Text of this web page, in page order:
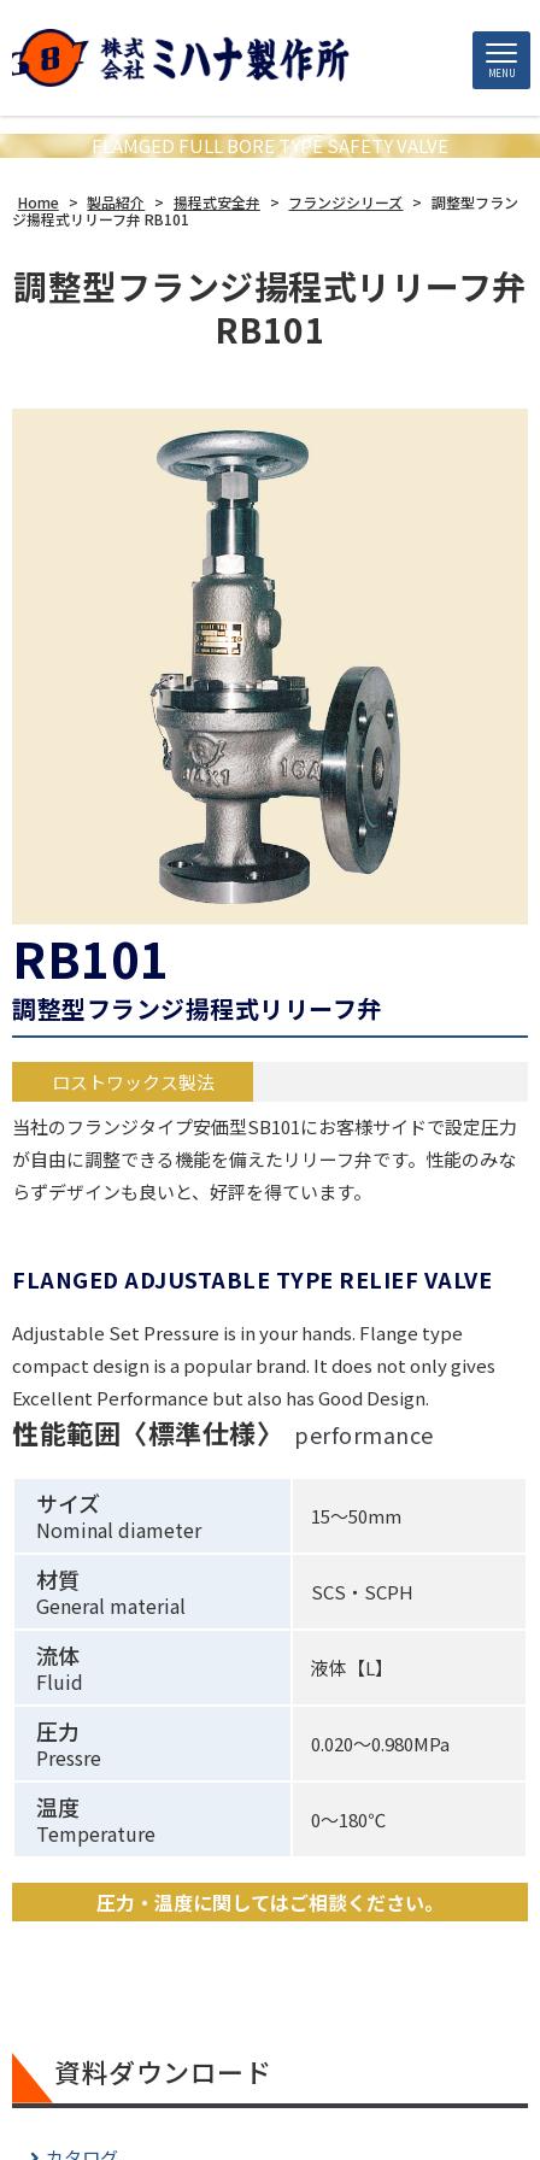
MENU
FLAMGED FULL BORE TYPE SAFETY VALVE
Home > 製品紹介 > 揚程式安全弁 > フランジシリーズ > 調整型フラン
ジ揚程式リリーフ弁 RB101
調整型フランジ揚程式リリーフ弁
RB101
RB101
調整型フランジ揚程式リリーフ弁
ロストワックス製法
当社のフランジタイプ安価型SB101にお客様サイドで設定圧力
が自由に調整できる機能を備えたリリーフ弁です。性能のみな
らずデザインも良いと、好評を得ています。
FLANGED ADJUSTABLE TYPE RELIEF VALVE
Adjustable Set Pressure is in your hands. Flange type
compact design is a popular brand. It does not only gives
Excellent Performance but also has Good Design.
性能範囲〈標準仕様〉 performance
サイズ
Nominal diameter 15〜50mm
材質
General material SCS・SCPH
流体
Fluid 液体【L】
圧力
Pressre 0.020〜0.980MPa
温度
Temperature 0〜180℃
圧力・温度に関してはご相談ください。
資料ダウンロード